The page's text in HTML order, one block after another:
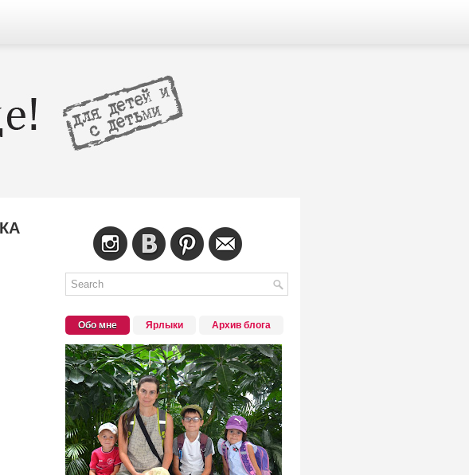
Обо мне Ярлыки Архив блога